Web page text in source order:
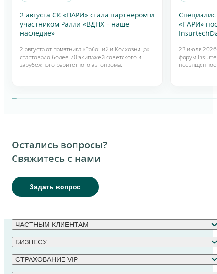
2 августа СК «ПАРИ» стала партнером и
участником Ралли «ВДНХ – наше
наследие»
2 августа от памятника «Рабочий и Колхозница»
стартовало более 70 экипажей советского и
зарубежного раритетного автопрома.
«ПАРИ»
23 июля
форум
Остались вопросы?
Свяжитесь с нами
Задать вопрос
ЧАСТНЫМ КЛИЕНТАМ
БИЗНЕСУ
СТРАХОВАНИЕ VIP